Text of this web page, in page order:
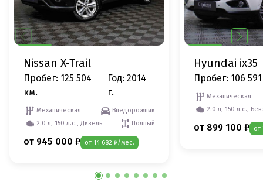
Nissan X-Trail
Пробег: 125 504
км.
Год: 2014
г.
Механическая
Внедорожник
2.0 л, 150 л.с., Дизель
Полный
от 945 000 ₽ от 14 682 ₽/мес.
Hyundai ix35
Пробег: 106
Механическая
2.0 л, 150 л.с.,
от 899 100 ₽ от